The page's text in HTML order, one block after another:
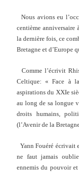
Nous avions eu
centième
la dernière fois, ce
Bretagne et d’Europe
Comme l’écrivit
Celtique: « Face à
aspirations du XXIe
au long de sa longue
droits humains,
(l’Avenir de la
Yann Fouéré écrivait
ne faut jamais
ennemis du pouvoir